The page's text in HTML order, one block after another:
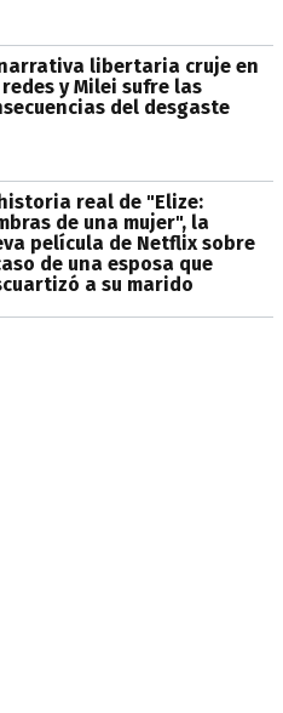
libertaria cruje en
y Milei sufre las
del desgaste
real de "Elize:
de una mujer", la
película de Netflix sobre
de una esposa que
a su marido